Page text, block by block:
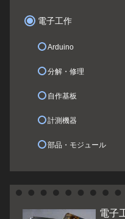
電子工作
Arduino
分解・修理
自作基板
計測機器
部品・モジュール
電子